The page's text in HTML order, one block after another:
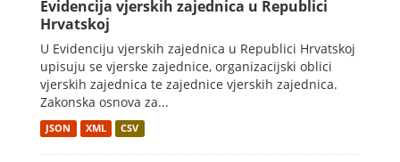
Evidencija vjerskih zajednica u Republici
Hrvatskoj
U Evidenciju vjerskih zajednica u Republici Hrvatskoj
upisuju se vjerske zajednice, organizacijski oblici
vjerskih zajednica te zajednice vjerskih zajednica.
Zakonska osnova za...
JSON XML CSV